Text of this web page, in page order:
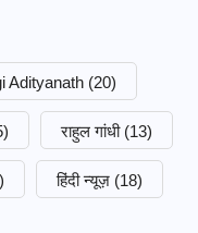
Adityanath (20)
राहुल गांधी (13)
हिंदी न्यूज़ (18)